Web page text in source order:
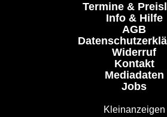
Termine &
Info & Hilfe
AGB
Widerruf
Kontakt
Mediadaten
Jobs
Kleinanzeigen